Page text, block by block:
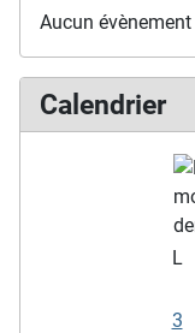
Aucun évènement
Calendrier
L
3